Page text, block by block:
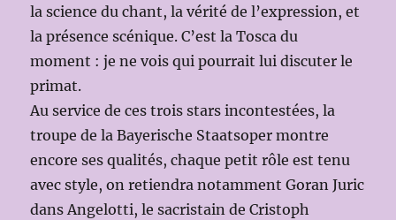
la science du chant, la vérité de l’expression, et
la présence scénique. C’est la Tosca du
moment : je ne vois qui pourrait lui discuter le
primat.
Au service de ces trois stars incontestées, la
troupe de la Bayerische Staatsoper montre
encore ses qualités, chaque petit rôle est tenu
avec style, on retiendra notamment Goran Juric
dans Angelotti, le sacristain de Cristoph